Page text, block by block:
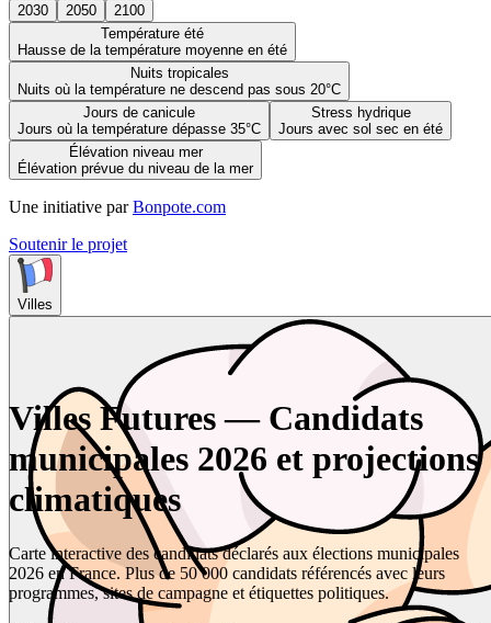
2030 2050
2100
Température été
Hausse de la température moyenne en été
Nuits tropicales
Nuits où la température ne descend pas sous 20°C
Jours de canicule
Jours où la température dépasse 35°C
Stress hydrique
Jours avec sol sec en été
Élévation niveau mer
Élévation prévue du niveau de la mer
Une initiative par Bonpote.com
Soutenir le projet
Villes
Villes Futures — Candidats
municipales 2026 et projections
climatiques
Carte interactive des candidats déclarés aux élections municipales
2026 en France. Plus de 50 000 candidats référencés avec leurs
programmes, sites de campagne et étiquettes politiques.